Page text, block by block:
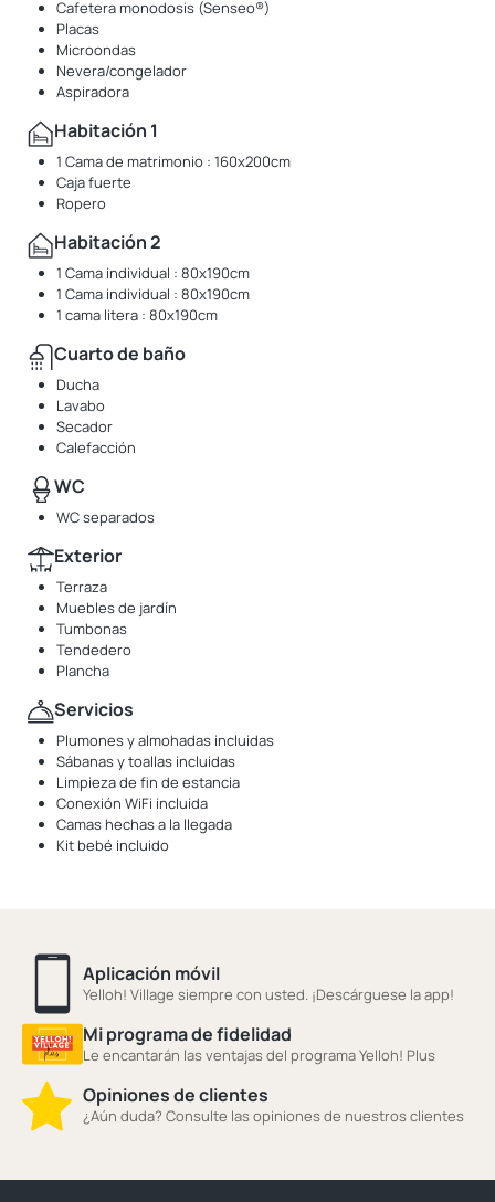
Cafetera monodosis (Senseo®)
Placas
Microondas
Nevera/congelador
Aspiradora
Habitación 1
1 Cama de matrimonio : 160x200cm
Caja fuerte
Ropero
Habitación 2
1 Cama individual : 80x190cm
1 Cama individual : 80x190cm
1 cama litera : 80x190cm
Cuarto de baño
Ducha
Lavabo
Secador
Calefacción
WC
WC separados
Exterior
Terraza
Muebles de jardín
Tumbonas
Tendedero
Plancha
Servicios
Plumones y almohadas incluidas
Sábanas y toallas incluidas
Limpieza de fin de estancia
Conexión WiFi incluida
Camas hechas a la llegada
Kit bebé incluido
Aplicación móvil
Yelloh! Village siempre con usted. ¡Descárguese la app!
Mi programa de fidelidad
Le encantarán las ventajas del programa Yelloh! Plus
Opiniones de clientes
¿Aún duda? Consulte las opiniones de nuestros clientes